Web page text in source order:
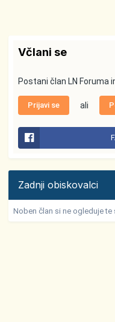
Včlani se
Postani član LN Foruma
Prijavi se ali
Zadnji obiskovalci
Noben član si ne ogleduje te